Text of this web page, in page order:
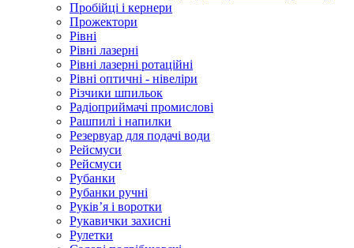
Пробійці і кернери
Прожектори
Рівні
Рівні лазерні
Рівні лазерні ротаційні
Рівні оптичні - нівеліри
Різчики шпильок
Радіоприймачі промислові
Рашпилі і напилки
Резервуар для подачі води
Рейсмуси
Рейсмуси
Рубанки
Рубанки ручні
Руківʼя і воротки
Рукавички захисні
Рулетки